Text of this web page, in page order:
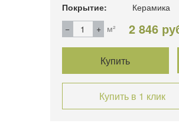
Покрытие:
Керамика
м²
2 846
Купить
Купить в 1 клик